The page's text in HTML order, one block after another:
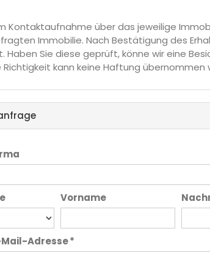
Kontaktaufnahme über das jeweilige
Immobilie. Nach Bestätigung des
Sie diese geprüft, könne wir eine
kann keine Haftung übernommen
Vorname
Mail-Adresse *